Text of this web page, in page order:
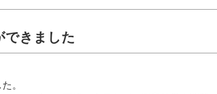
できました
。